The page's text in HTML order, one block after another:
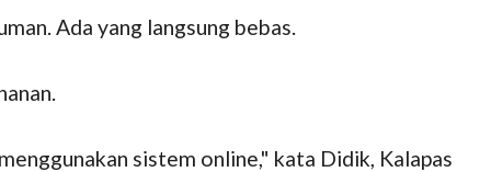
Ada yang langsung bebas.
sistem online," kata Didik, Kalapas